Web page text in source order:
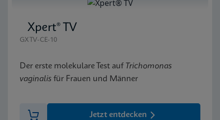
Xpert® TV
GXTV-CE-10
Der erste molekulare Test auf Trichomonas
vaginalis für Frauen und Männer
Jetzt entdecken